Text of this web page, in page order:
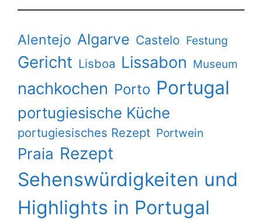
Alentejo Algarve Castelo Festung
Gericht Lisboa Lissabon Museum
nachkochen Porto Portugal
portugiesische Küche
portugiesisches Rezept Portwein
Praia Rezept
Sehenswürdigkeiten und
Highlights in Portugal